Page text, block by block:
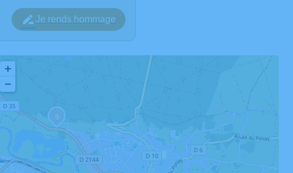
Je rends hommage
3
+
−